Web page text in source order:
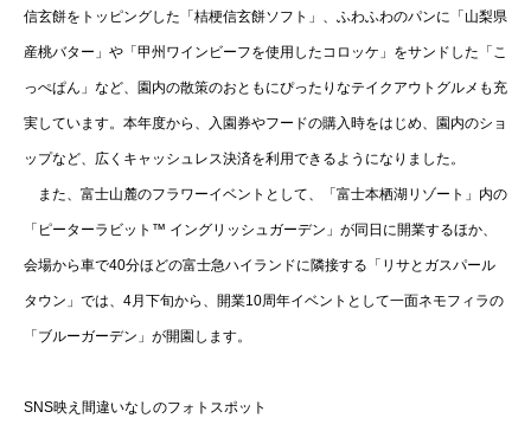
信玄餅をトッピングした「桔梗信玄餅ソフト」、ふわふわのパンに「山梨県
産桃バター」や「甲州ワインビーフを使用したコロッケ」をサンドした「こ
っぺぱん」など、園内の散策のおともにぴったりなテイクアウトグルメも充
実しています。本年度から、入園券やフードの購入時をはじめ、園内のショ
ップなど、広くキャッシュレス決済を利用できるようになりました。
また、富士山麓のフラワーイベントとして、「富士本栖湖リゾート」内の
「ピーターラビット™ イングリッシュガーデン」が同日に開業するほか、
会場から車で40分ほどの富士急ハイランドに隣接する「リサとガスパール
タウン」では、4月下旬から、開業10周年イベントとして一面ネモフィラの
「ブルーガーデン」が開園します。
SNS映え間違いなしのフォトスポット